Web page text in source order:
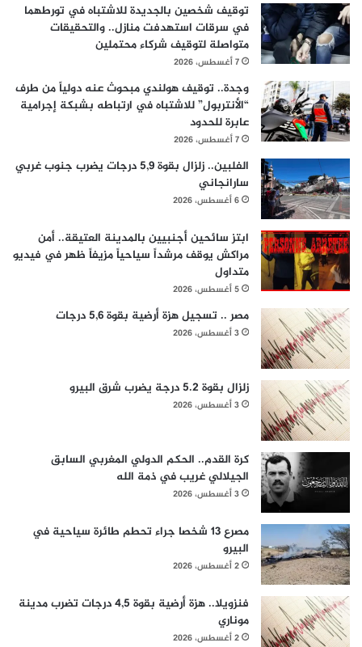
توقيف شخصين بالجديدة للاشتباه في تورطهما
في سرقات استهدفت منازل.. والتحقيقات
متواصلة لتوقيف شركاء محتملين
7 أغسطس، 2026
وجدة.. توقيف هولندي مبحوث عنه دولياً من طرف
“الأنتربول” للاشتباه في ارتباطه بشبكة إجرامية
عابرة للحدود
7 أغسطس، 2026
الفلبين.. زلزال بقوة 5,9 درجات يضرب جنوب غربي
سارانجاني
6 أغسطس، 2026
ابتز سائحين أجنبيين بالمدينة العتيقة.. أمن
مراكش يوقف مرشداً سياحياً مزيفاً ظهر في فيديو
متداول
5 أغسطس، 2026
مصر .. تسجيل هزة أرضية بقوة 5,6 درجات
3 أغسطس، 2026
زلزال بقوة 5.2 درجة يضرب شرق البيرو
3 أغسطس، 2026
كرة القدم.. الحكم الدولي المغربي السابق
الجيلالي غريب في ذمة الله
3 أغسطس، 2026
مصرع 13 شخصا جراء تحطم طائرة سياحية في
البيرو
2 أغسطس، 2026
فنزويلا.. هزة أرضية بقوة 4,5 درجات تضرب مدينة
موناري
2 أغسطس، 2026